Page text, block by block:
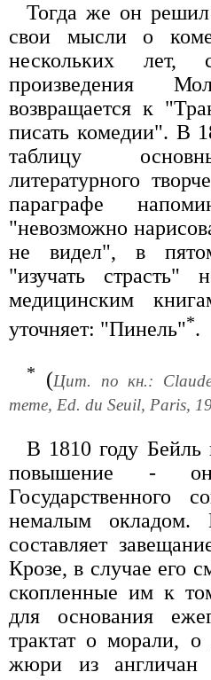
Тогда же он решил
свои мысли о
нескольких лет,
произведения
возвращается к
писать комедии". В
таблицу
литературного
параграфе
"невозможно
не видел", в
"изучать страсть"
медицинским
уточняет: "Пинель"*.
* (Цит. по кн.:
meme, Ed. du Seuil, Paris,
В 1810 году Бейль
повышение -
Государственного
немалым
составляет
Крозе, в случае его
скопленные им к
для основания
трактат о морали, о
жюри из англичан